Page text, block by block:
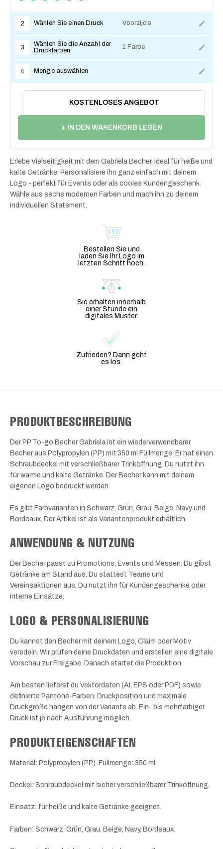
2 Wählen Sie einen Druck Voorzijde
3
Wählen Sie die Anzahl der
Druckfarben
1 Farbe
4 Menge auswählen
KOSTENLOSES ANGEBOT
+ IN DEN WARENKORB LEGEN
Erlebe Vielseitigkeit mit dem Gabriela Becher, ideal für heiße und
kalte Getränke. Personalisiere ihn ganz einfach mit deinem
Logo - perfekt für Events oder als cooles Kundengeschenk.
Wähle aus sechs modernen Farben und mach ihn zu deinem
individuellen Statement.
Bestellen Sie und
laden Sie Ihr Logo im
letzten Schritt hoch.
Sie erhalten innerhalb
einer Stunde ein
digitales Muster.
Zufrieden? Dann geht
es los.
PRODUKTBESCHREIBUNG
Der PP To-go Becher Gabriela ist ein wiederverwendbarer
Becher aus Polypropylen (PP) mit 350 ml Füllmenge. Er hat einen
Schraubdeckel mit verschließbarer Trinköffnung. Du nutzt ihn
für warme und kalte Getränke. Der Becher kann mit deinem
eigenen Logo bedruckt werden.
Es gibt Farbvarianten in Schwarz, Grün, Grau, Beige, Navy und
Bordeaux. Der Artikel ist als Variantenprodukt erhältlich.
ANWENDUNG & NUTZUNG
Der Becher passt zu Promotions, Events und Messen. Du gibst
Getränke am Stand aus. Du stattest Teams und
Vereinsaktionen aus. Du nutzt ihn für Kundengeschenke oder
interne Einsätze.
LOGO & PERSONALISIERUNG
Du kannst den Becher mit deinem Logo, Claim oder Motiv
veredeln. Wir prüfen deine Druckdaten und erstellen eine digitale
Vorschau zur Freigabe. Danach startet die Produktion.
Am besten lieferst du Vektordaten (AI, EPS oder PDF) sowie
definierte Pantone-Farben. Druckposition und maximale
Druckgröße hängen von der Variante ab. Ein- bis mehrfarbiger
Druck ist je nach Ausführung möglich.
PRODUKTEIGENSCHAFTEN
Material: Polypropylen (PP). Füllmenge: 350 ml.
Deckel: Schraubdeckel mit sicher verschließbarer Trinköffnung.
Einsatz: für heiße und kalte Getränke geeignet.
Farben: Schwarz, Grün, Grau, Beige, Navy, Bordeaux.